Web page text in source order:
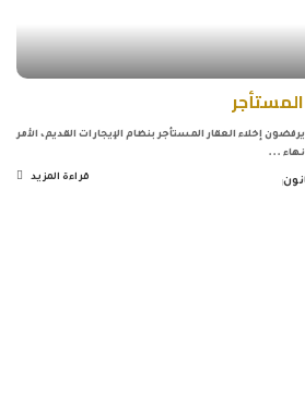
المستأجر
إخلاء العقار المستأجر بنظام الإيجارات القديم، الأمر
...
قراءة المزيد